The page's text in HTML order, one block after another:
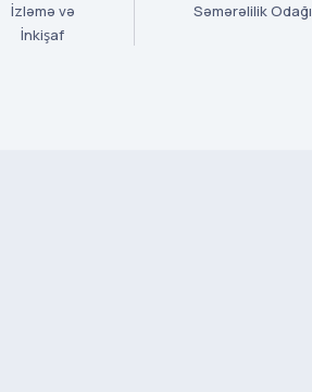
İzləmə və
İnkişaf
Səmərəlilik Odağı